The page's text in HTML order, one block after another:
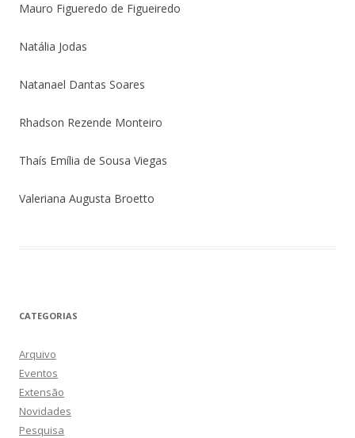
Mauro Figueredo de Figueiredo
Natália Jodas
Natanael Dantas Soares
Rhadson Rezende Monteiro
Thaís Emília de Sousa Viegas
Valeriana Augusta Broetto
CATEGORIAS
Arquivo
Eventos
Extensão
Novidades
Pesquisa